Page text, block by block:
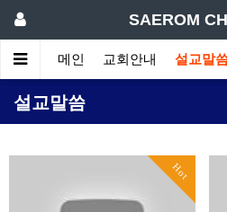
SAEROM
메인 교회안내 설교말
설교말씀
Hot